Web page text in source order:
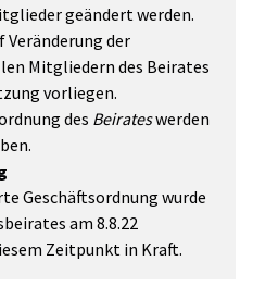
geändert werden.
der
Mitgliedern des Beirates
vorliegen.
des Beirateswerden
Geschäftsordnung wurde
am 8.8.22
Zeitpunkt in Kraft.